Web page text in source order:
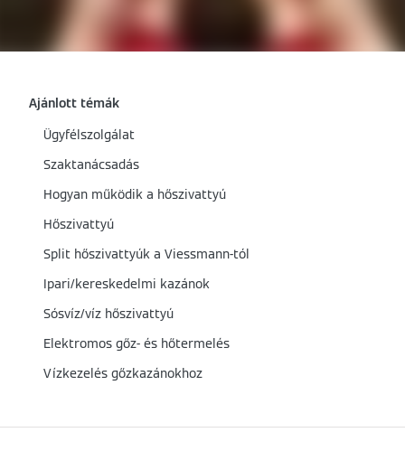
Ajánlott témák
Ügyfélszolgálat
Szaktanácsadás
Hogyan működik a hőszivattyú
Hőszivattyú
Split hőszivattyúk a Viessmann-tól
Ipari/kereskedelmi kazánok
Sósvíz/víz hőszivattyú
Elektromos gőz- és hőtermelés
Vízkezelés gőzkazánokhoz